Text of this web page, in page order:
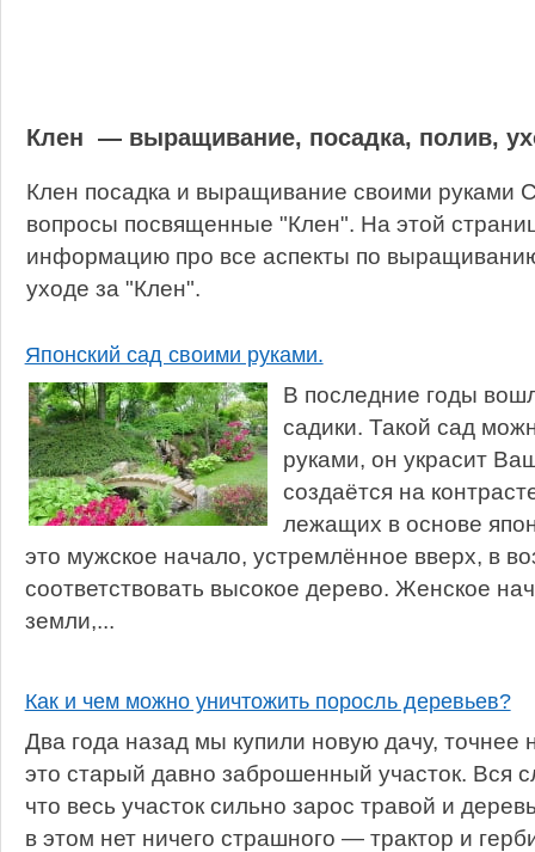
Клен — выращивание, посадка, полив,
Клен посадка и выращивание своими руками
вопросы посвященные "Клен". На этой
информацию про все аспекты по
уходе за "Клен".
Японский сад своими руками.
В последние годы
садики. Такой сад
руками, он украсит
создаётся на
лежащих в основе
это мужское начало, устремлённое вверх, в
соответствовать высокое дерево. Женское
земли,...
Как и чем можно уничтожить поросль деревьев?
Два года назад мы купили новую дачу, точнее
это старый давно заброшенный участок. Вся
что весь участок сильно зарос травой и
в этом нет ничего страшного — трактор и